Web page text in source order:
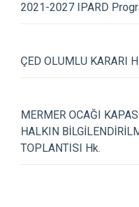
DEMOKRASİ VE
ANMA ETKİNLİK
HK.
2021-2027 IPARD
ÇED OLUMLU KARARI
MERMER OCAĞI
HALKIN
TOPLANTISI Hk.